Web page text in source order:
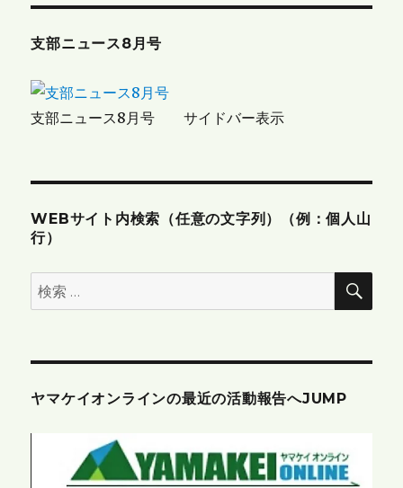
ゲ
ー
シ
ョ
支部ニュース8月号
支部ニュース8月号 サイドバー表示
WEBサイト内検索（任意の文字列）（例：個人山
行）
検
索:
検
ヤマケイオンラインの最近の活動報告へJUMP